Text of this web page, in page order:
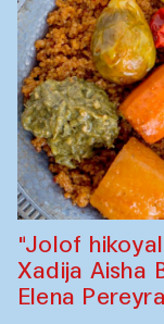
"Jolof
Xadija Aisha
Elena